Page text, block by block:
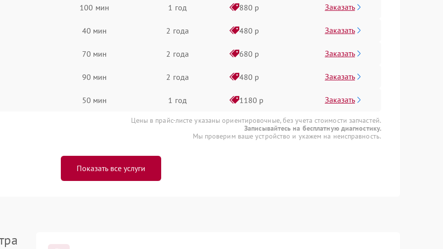
100 мин 1 год 880 р Заказать
40 мин 2 года 480 р Заказать
70 мин 2 года 680 р Заказать
90 мин 2 года 480 р Заказать
50 мин 1 год 1180 р Заказать
Цены в прайс-листе указаны ориентировочные, без учета стоимости запчастей.
Записывайтесь на бесплатную диагностику.
Мы проверим ваше устройство и укажем на неисправность.
Показать все услуги